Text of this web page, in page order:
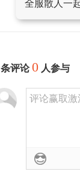
全服散人一
条评论0 人参与
评论赢取激